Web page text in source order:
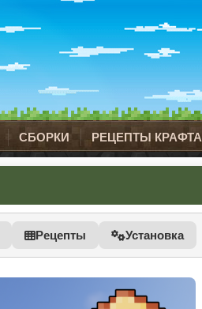
СБОРКИ РЕЦЕПТЫ КРАФТА
Рецепты Установка